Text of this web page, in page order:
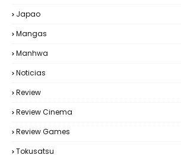
Japao
Mangas
Manhwa
Noticias
Review
Review Cinema
Review Games
Tokusatsu